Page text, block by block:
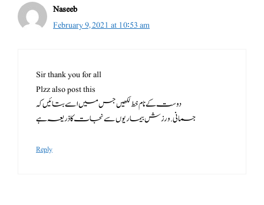
Naseeb
February 9, 2021 at 10:53 am
Sir thank you for all
Plzz also post this
دوست کے نام خط لکھیں جس میں اسے بتائیں کہ
جسمانی.ورزش بیماریوں سے نجات کا ذریعہ ہے
Reply